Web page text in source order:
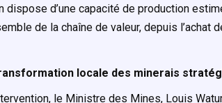
dispose d’une capacité de production
de la chaîne de valeur, depuis l’achat
locale des minerais
le Ministre des Mines, Louis